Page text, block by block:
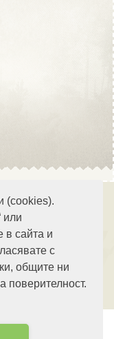
(cookies).
или
в сайта и
с
общите ни
поверителност.